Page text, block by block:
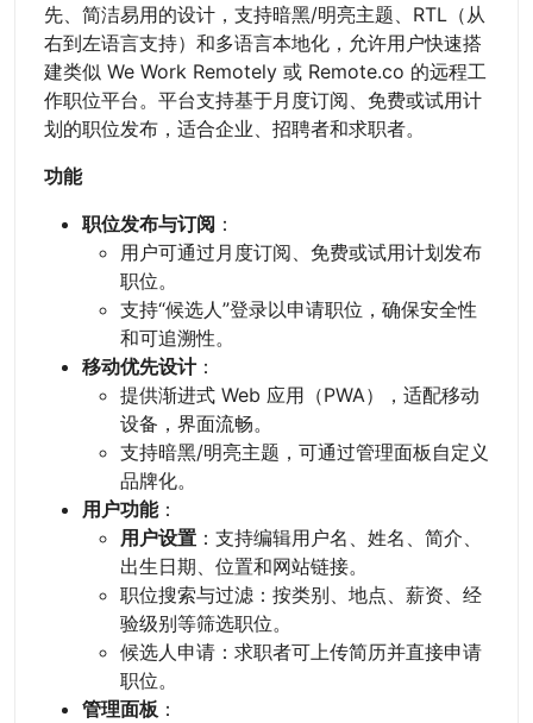
先、简洁易用的设计，支持暗黑/明亮主题、RTL（从
右到左语言支持）和多语言本地化，允许用户快速搭
建类似 We Work Remotely 或 Remote.co 的远程工
作职位平台。平台支持基于月度订阅、免费或试用计
划的职位发布，适合企业、招聘者和求职者。
功能
职位发布与订阅 ：
用户可通过月度订阅、免费或试用计划发布
职位。
支持“候选人”登录以申请职位，确保安全性
和可追溯性。
移动优先设计：
提供渐进式 Web 应用（PWA），适配移动
设备，界面流畅。
支持暗黑/明亮主题，可通过管理面板自定义
品牌化。
用户功能：
用户设置 ：支持编辑用户名、姓名、简介、
出生日期、位置和网站链接。
职位搜索与过滤：按类别、地点、薪资、经
验级别等筛选职位。
候选人申请：求职者可上传简历并直接申请
职位。
管理面板 ：